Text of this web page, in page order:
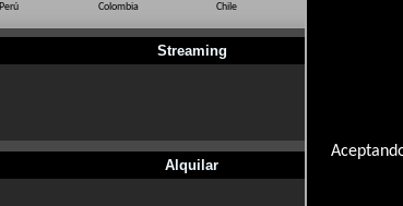
Perú Colombia Chile
Streaming
Alquilar